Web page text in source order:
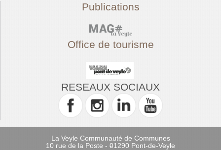
Publications
Office de tourisme
RESEAUX SOCIAUX
La Veyle Communauté de Communes
-
10 rue de la Poste - 01290 Pont-de-Veyle